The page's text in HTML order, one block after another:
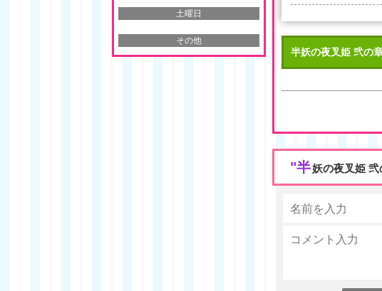
半妖の夜叉姫 弐の
"半妖の夜叉姫
土曜日
その他